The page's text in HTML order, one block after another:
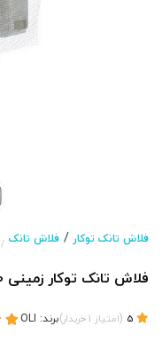
فلاش تانک توکار/ فلاش تانک /
فلاش تانک توکار زمینی OLI80 بدون فریم
(امتیاز 1خریدار)برند: OLI